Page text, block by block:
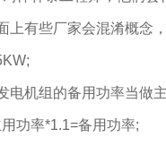
上有些厂家会混淆概念
电机组的备用功率当做
功率*1.1=备用功率;